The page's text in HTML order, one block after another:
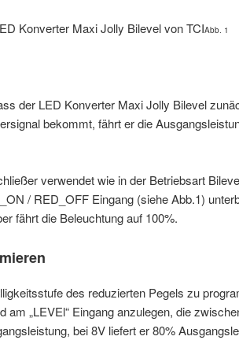
Abb. 1
der LED Konverter Maxi Jolly Bilevel
bekommt, fährt er die
verwendet wie in der Betriebsart
/ RED_OFF Eingang (siehe Abb.1)
fährt die Beleuchtung auf 100%.
des reduzierten Pegels zu
am „LEVEl“ Eingang anzulegen, die
bei 8V liefert er 80%